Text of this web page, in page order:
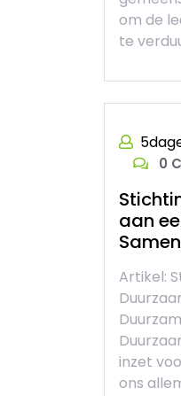
om de
te
0
aan
Samen
Artikel:
inzet
ons